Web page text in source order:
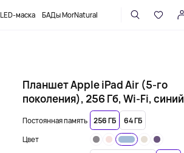
LED-маска БАДы MorNatural
Планшет Apple iPad Air (5-го
поколения), 256 Гб, Wi-Fi, синий
Постоянная память 256 ГБ 64 ГБ
Цвет